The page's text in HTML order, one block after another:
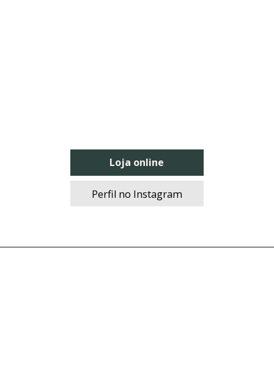
Loja online
Perfil no Instagram